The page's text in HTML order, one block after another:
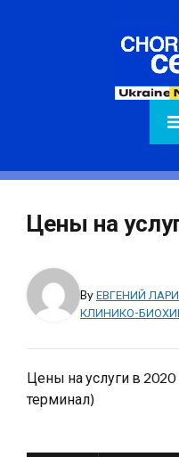
Цены на
ByЕВГЕНИЙ
КЛИНИКО-
Цены на услуги в
терминал)